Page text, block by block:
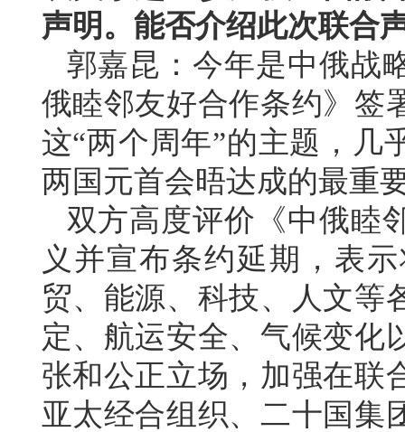
声明。能否介绍此次联合
郭嘉昆：今年是中俄战
俄睦邻友好合作条约》签
这“两个周年”的主题，几
两国元首会晤达成的最重
双方高度评价《中俄睦
义并宣布条约延期，表
贸、能源、科技、人文等
定、航运安全、气候变化
张和公正立场，加强在联
亚太经合组织、二十国集